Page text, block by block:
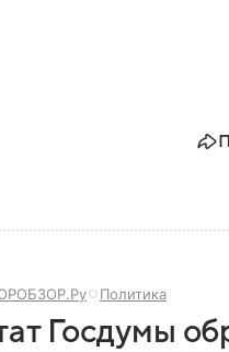
Политика
Госдумы